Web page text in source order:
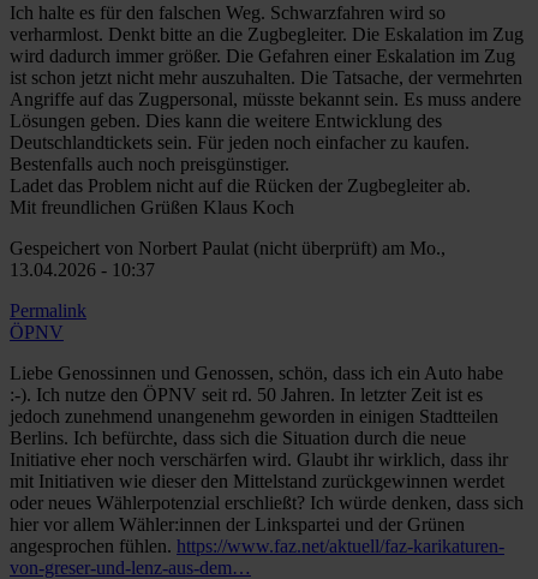
Ich halte es für den falschen Weg. Schwarzfahren wird so
verharmlost. Denkt bitte an die Zugbegleiter. Die Eskalation im Zug
wird dadurch immer größer. Die Gefahren einer Eskalation im Zug
ist schon jetzt nicht mehr auszuhalten. Die Tatsache, der vermehrten
Angriffe auf das Zugpersonal, müsste bekannt sein. Es muss andere
Lösungen geben. Dies kann die weitere Entwicklung des
Deutschlandtickets sein. Für jeden noch einfacher zu kaufen.
Bestenfalls auch noch preisgünstiger.
Ladet das Problem nicht auf die Rücken der Zugbegleiter ab.
Mit freundlichen Grüßen Klaus Koch
Gespeichert von Norbert Paulat (nicht überprüft) am Mo.,
13.04.2026 - 10:37
Permalink
ÖPNV
Liebe Genossinnen und Genossen, schön, dass ich ein Auto habe
:-). Ich nutze den ÖPNV seit rd. 50 Jahren. In letzter Zeit ist es
jedoch zunehmend unangenehm geworden in einigen Stadtteilen
Berlins. Ich befürchte, dass sich die Situation durch die neue
Initiative eher noch verschärfen wird. Glaubt ihr wirklich, dass ihr
mit Initiativen wie dieser den Mittelstand zurückgewinnen werdet
oder neues Wählerpotenzial erschließt? Ich würde denken, dass sich
hier vor allem Wähler:innen der Linkspartei und der Grünen
angesprochen fühlen. https://www.faz.net/aktuell/faz-karikaturen-
von-greser-und-lenz-aus-dem…